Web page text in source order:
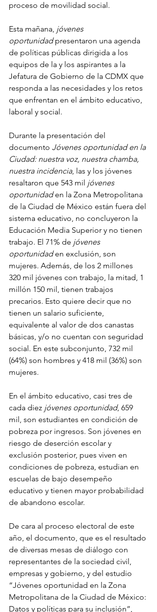
proceso de movilidad social.
Esta mañana, jóvenes
oportunidad presentaron una agenda
de políticas públicas dirigida a los
equipos de la y los aspirantes a la
Jefatura de Gobierno de la CDMX que
responda a las necesidades y los retos
que enfrentan en el ámbito educativo,
laboral y social.
Durante la presentación del
documento Jóvenes oportunidad en la
Ciudad: nuestra voz, nuestra chamba,
nuestra incidencia, las y los jóvenes
resaltaron que 543 mil jóvenes
oportunidad en la Zona Metropolitana
de la Ciudad de México están fuera del
sistema educativo, no concluyeron la
Educación Media Superior y no tienen
trabajo. El 71% de jóvenes
oportunidad en exclusión, son
mujeres. Además, de los 2 millones
320 mil jóvenes con trabajo, la mitad, 1
millón 150 mil, tienen trabajos
precarios. Esto quiere decir que no
tienen un salario suficiente,
equivalente al valor de dos canastas
básicas, y/o no cuentan con seguridad
social. En este subconjunto, 732 mil
(64%) son hombres y 418 mil (36%) son
mujeres.
En el ámbito educativo, casi tres de
cada diez jóvenes oportunidad, 659
mil, son estudiantes en condición de
pobreza por ingresos. Son jóvenes en
riesgo de deserción escolar y
exclusión posterior, pues viven en
condiciones de pobreza, estudian en
escuelas de bajo desempeño
educativo y tienen mayor probabilidad
de abandono escolar.
De cara al proceso electoral de este
año, el documento, que es el resultado
de diversas mesas de diálogo con
representantes de la sociedad civil,
empresas y gobierno, y del estudio
“Jóvenes oportunidad en la Zona
Metropolitana de la Ciudad de México:
Datos y políticas para su inclusión”,